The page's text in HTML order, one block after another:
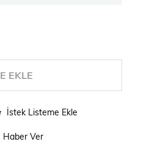
EKLE
İstek Listeme Ekle
Haber Ver